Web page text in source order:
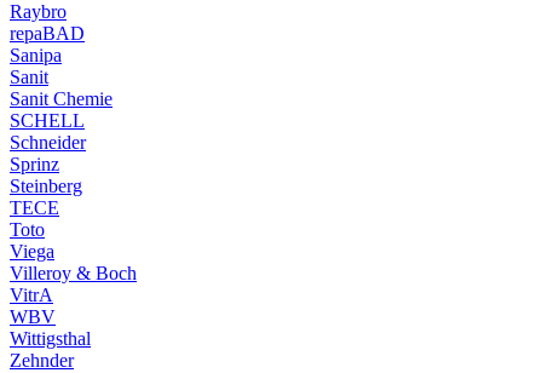
Raybro
repaBAD
Sanipa
Sanit
Sanit Chemie
SCHELL
Schneider
Sprinz
Steinberg
TECE
Toto
Viega
Villeroy & Boch
VitrA
WBV
Wittigsthal
Zehnder